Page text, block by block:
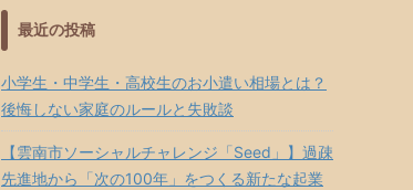
最近の投稿
小学生・中学生・高校生のお小遣い相場とは？
後悔しない家庭のルールと失敗談
【雲南市ソーシャルチャレンジ「Seed」】過疎
先進地から「次の100年」をつくる新たな起業